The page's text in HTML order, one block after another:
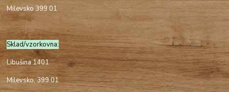
Milevsko 399 01
Sklad/vzorkovna:
Libušina 1401
Milevsko, 399 01